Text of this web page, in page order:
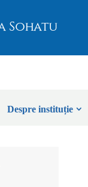
Despre instituție